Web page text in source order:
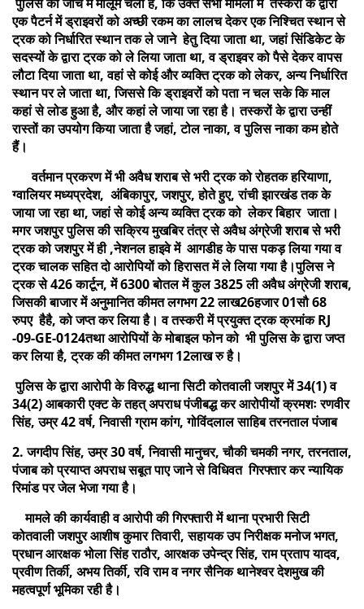
एक पैटर्न में ड्राइवरों को अच्छी रकम का लालच देकर एक निश्चित स्थान से
ट्रक को निर्धारित स्थान तक ले जाने हेतु दिया जाता था, जहां सिंडिकेट के
सदस्यों के द्वारा ट्रक को ले लिया जाता था, व ड्राइवर को पैसे देकर वापस
लौटा दिया जाता था, वहां से कोई और व्यक्ति ट्रक को लेकर, अन्य निर्धारित
स्थान पर ले जाता था, जिससे कि ड्राइवरों को पता न चल सके कि माल
कहां से लोड हुआ है, और कहां ले जाया जा रहा है। तस्करों के द्वारा उन्हीं
रास्तों का उपयोग किया जाता है जहां, टोल नाका, व पुलिस नाका कम होते
हैं।
वर्तमान प्रकरण में भी अवैध शराब से भरी ट्रक को रोहतक हरियाणा,
ग्वालियर मध्यप्रदेश, अंबिकापुर, जशपुर, होते हुए, रांची झारखंड तक के
जाया जा रहा था, जहां से कोई अन्य व्यक्ति ट्रक को लेकर बिहार जाता।
मगर जशपुर पुलिस की सक्रिय मुखबिर तंत्र से अवैध अंग्रेजी शराब से भरी
ट्रक को जशपुर में ही ,नेशनल हाइवे में आगडीह के पास पकड़ लिया गया व
ट्रक चालक सहित दो आरोपियों को हिरासत में ले लिया गया है।पुलिस ने
ट्रक से 426 कार्टून, में 6300 बोतल में कुल 3825 ली अवैध अंग्रेजी शराब,
जिसकी बाजार में अनुमानित कीमत लगभग 22 लाख26हजार 01सौ 68
रुपए हैहै, को जप्त कर लिया है। व तस्करी में प्रयुक्त ट्रक क्रमांक RJ
-09-GE-0124तथा आरोपियों के मोबाइल फोन को भी पुलिस के द्वारा जप्त
कर लिया है, ट्रक की कीमत लगभग 12लाख रु है।
पुलिस के द्वारा आरोपी के विरुद्ध थाना सिटी कोतवाली जशपुर में 34(1) व
34(2) आबकारी एक्ट के तहत् अपराध पंजीबद्ध कर आरोपीयों क्रमशः रणवीर
सिंह, उम्र 42 वर्ष, निवासी ग्राम कांग, गोविंदलाल साहिब तरनताल पंजाब
2. जगदीप सिंह, उम्र 30 वर्ष, निवासी मानुचर, चौकी चमकी नगर, तरनताल,
पंजाब को प्रयाप्त अपराध सबूत पाए जाने से विधिवत गिरफ्तार कर न्यायिक
रिमांड पर जेल भेजा गया है।
मामले की कार्यवाही व आरोपी की गिरफ्तारी में थाना प्रभारी सिटी
कोतवाली जशपुर आशीष कुमार तिवारी, सहायक उप निरीक्षक मनोज भगत,
प्रधान आरक्षक भोला सिंह राठौर, आरक्षक उपेन्द्र सिंह, राम प्रताप यादव,
प्रवीण तिर्की, अभय तिर्की, रवि राम व नगर सैनिक थानेश्वर देशमुख की
महत्वपूर्ण भूमिका रही है।